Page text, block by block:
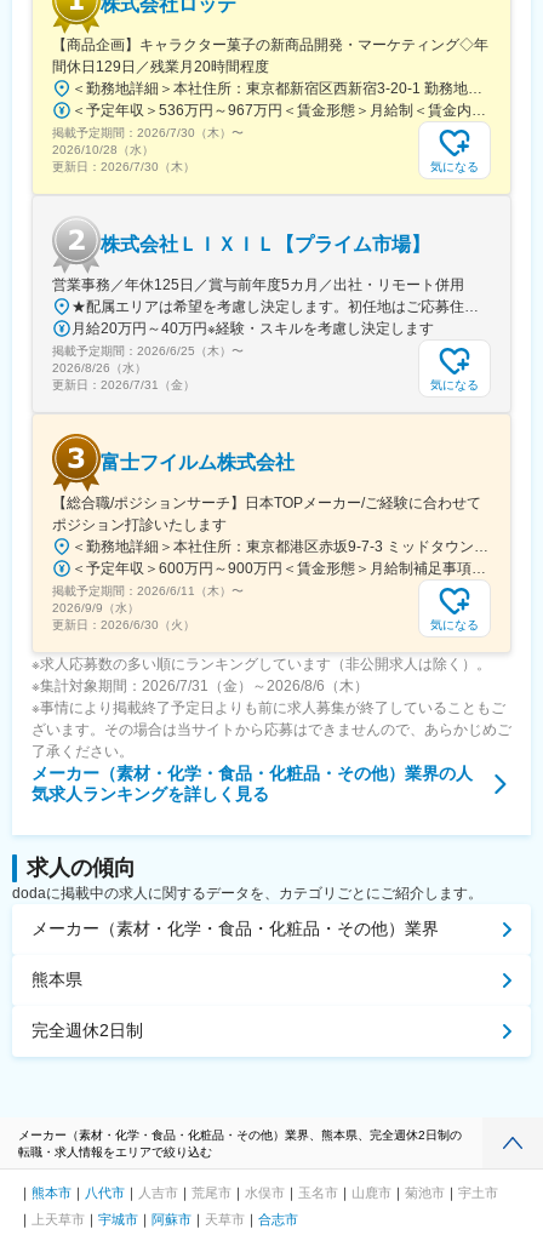
はNOK株式会社と同様になります。
・出向先企業：NOK九州株式会社
・事業内容：ゴム製品の製造
・勤務地：〒869-2231 熊本県阿蘇市永草2089
変更の範囲：会社の定める業務
株式会社ロッテ
【商品企画】キャラクター菓子の新商品開発・マーケティング◇年
間休日129日／残業月20時間程度
＜勤務地詳細＞本社住所：東京都新宿区西新宿3-20-1 勤務地最寄駅：京王新線／初台駅受動喫煙対策：敷地内全面禁煙変更の範囲：会社の定める事業所（リモートワーク含む）
＜予定年収＞536万円～967万円＜賃金形態＞月給制＜賃金内訳＞月額（基本給）：290,000円～540,000円＜月給＞290,000円～540,000円＜昇給有無＞有＜残業手当＞有＜給与補足＞【賞与】年2回（7月･12月）、年平均：5.9ヶ月（2026年）※初回賞与は入社時期により一定額支給賃金はあくまでも目安の金額であり、選考を通じて上下する可能性があります。月給(月額)は固定手当を含めた表記です。
掲載予定期間： 2026/7/30（木） 〜
2026/10/28（水）
更新日： 2026/7/30（木） 気になる
株式会社ＬＩＸＩＬ【プライム市場】
営業事務／年休125日／賞与前年度5カ月／出社・リモート併用
★配属エリアは希望を考慮し決定します。初任地はご応募住所での配属となります。入社後、転勤が伴う異動に関しては、必ず勤務地のご希望も確認した上で決定します。【配属オフィス一覧】■東京都品川区西品川1丁目1-1 大崎ガーデンタワー■愛知県名古屋市中村区名駅南4丁目11-40■京都府京都市伏見区竹田田中宮町103 ■大阪府大阪市中央区本町2丁目6-8 センバ・セントラルビル9F■大阪府箕面市萱野4丁目5-45■広島県広島市安佐南区西原6丁目11-8■福岡県福岡市博多区半道橋2-15-10 SOLAビル★出社とリモートワークを併用しながらの勤務となります。 業務に慣れるまでは、原則出社となります。 慣れてきたら少しずつリモートの日を増やし、最終的には週1～3日ほどの出社となる予定です（目安：～入社6カ月）。※受動喫煙対策：あり
月給20万円～40万円※経験・スキルを考慮し決定します
掲載予定期間： 2026/6/25（木） 〜
2026/8/26（水）
更新日： 2026/7/31（金） 気になる
富士フイルム株式会社
【総合職/ポジションサーチ】日本TOPメーカー/ご経験に合わせて
ポジション打診いたします
＜勤務地詳細＞本社住所：東京都港区赤坂9-7-3 ミッドタウン・ウェスト勤務地最寄駅：東京メトロ日比谷線／都営大江戸線／六本木駅受動喫煙対策：敷地内全面禁煙変更の範囲：会社の定める事業所（リモートワーク含む）
＜予定年収＞600万円～900万円＜賃金形態＞月給制補足事項なし＜賃金内訳＞月額（基本給）：300,000円～500,000円＜月給＞300,000円～500,000円＜昇給有無＞有＜残業手当＞有賃金はあくまでも目安の金額であり、選考を通じて上下する可能性があります。月給(月額)は固定手当を含めた表記です。
掲載予定期間： 2026/6/11（木） 〜
2026/9/9（水）
更新日： 2026/6/30（火） 気になる
※求人応募数の多い順にランキングしています（非公開求人は除く）。
※集計対象期間：2026/7/31（金）～2026/8/6（木）
※事情により掲載終了予定日よりも前に求人募集が終了していることもご
ざいます。その場合は当サイトから応募はできませんので、あらかじめご
了承ください。
メーカー（素材・化学・食品・化粧品・その他）業界の人
気求人ランキングを詳しく見る
求人の傾向
dodaに掲載中の求人に関するデータを、カテゴリごとにご紹介します。
メーカー（素材・化学・食品・化粧品・その他）業界
熊本県
完全週休2日制
メーカー（素材・化学・食品・化粧品・その他）業界、熊本県、完全週休2日制の
転職・求人情報をエリアで絞り込む
熊本市 八代市 人吉市 荒尾市 水俣市 玉名市 山鹿市 菊池市
宇土市
上天草市
宇城市 阿蘇市 天草市
合志市